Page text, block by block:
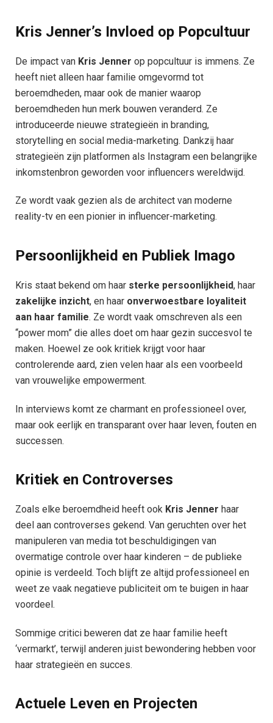
Kris Jenner’s Invloed op Popcultuur
De impact van Kris Jenner op popcultuur is immens. Ze
heeft niet alleen haar familie omgevormd tot
beroemdheden, maar ook de manier waarop
beroemdheden hun merk bouwen veranderd. Ze
introduceerde nieuwe strategieën in branding,
storytelling en social media-marketing. Dankzij haar
strategieën zijn platformen als Instagram een belangrijke
inkomstenbron geworden voor influencers wereldwijd.
Ze wordt vaak gezien als de architect van moderne
reality-tv en een pionier in influencer-marketing.
Persoonlijkheid en Publiek Imago
Kris staat bekend om haar sterke persoonlijkheid, haar
zakelijke inzicht, en haar onverwoestbare loyaliteit
aan haar familie. Ze wordt vaak omschreven als een
“power mom” die alles doet om haar gezin succesvol te
maken. Hoewel ze ook kritiek krijgt voor haar
controlerende aard, zien velen haar als een voorbeeld
van vrouwelijke empowerment.
In interviews komt ze charmant en professioneel over,
maar ook eerlijk en transparant over haar leven, fouten en
successen.
Kritiek en Controverses
Zoals elke beroemdheid heeft ook Kris Jenner haar
deel aan controverses gekend. Van geruchten over het
manipuleren van media tot beschuldigingen van
overmatige controle over haar kinderen – de publieke
opinie is verdeeld. Toch blijft ze altijd professioneel en
weet ze vaak negatieve publiciteit om te buigen in haar
voordeel.
Sommige critici beweren dat ze haar familie heeft
‘vermarkt’, terwijl anderen juist bewondering hebben voor
haar strategieën en succes.
Actuele Leven en Projecten